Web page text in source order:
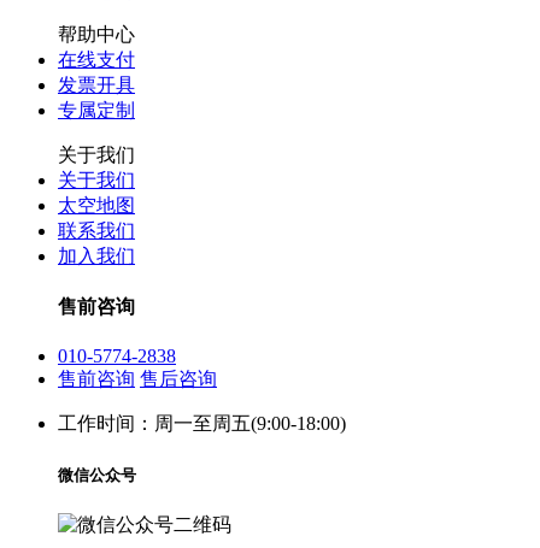
帮助中心
在线支付
发票开具
专属定制
关于我们
关于我们
太空地图
联系我们
加入我们
售前咨询
010-5774-2838
售前咨询 售后咨询
工作时间：周一至周五(9:00-18:00)
微信公众号